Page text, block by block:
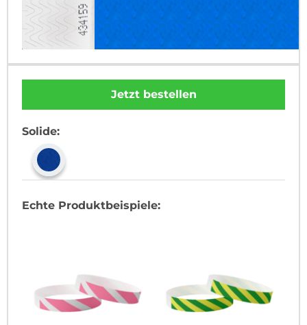
Jetzt bestellen
Solide:
Echte Produktbeispiele: